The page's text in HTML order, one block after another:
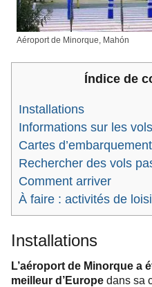
Aéroport de Minorque, Mahón
Índice de
Installations
Informations sur les vols
Cartes d’embarquement
Rechercher des vols
Comment arriver
À faire : activités de
Installations
L’aéroport de Minorque a
meilleur d’Europe dans sa